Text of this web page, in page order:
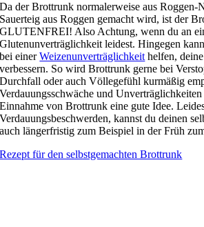
Da der Brottrunk normalerweise aus Roggen-
Sauerteig aus Roggen gemacht wird, ist der
GLUTENFREI! Also Achtung, wenn du an
Glutenunverträglichkeit leidest. Hingegen
bei einerWeizenunverträglichkeit helfen,
verbessern. So wird Brottrunk gerne bei
Durchfall oder auch Völlegefühl kurmäßig
Verdauungsschwäche und
Einnahme von Brottrunk eine gute Idee.
Verdauungsbeschwerden, kannst du deinen
auch längerfristig zum Beispiel in der Früh
Rezept für den selbstgemachten Brottrunk